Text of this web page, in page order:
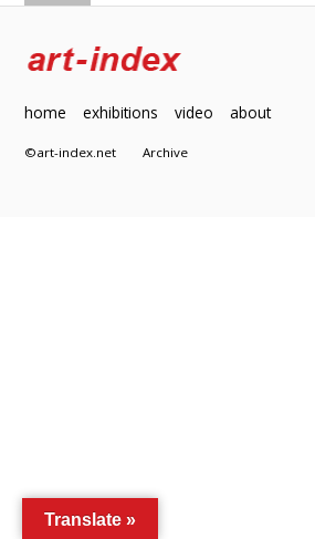
home exhibitions video about
©art-index.netArchive
Translate »